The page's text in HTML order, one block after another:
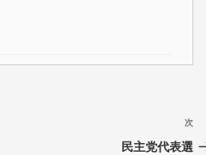
次
の
次
民主党代表選